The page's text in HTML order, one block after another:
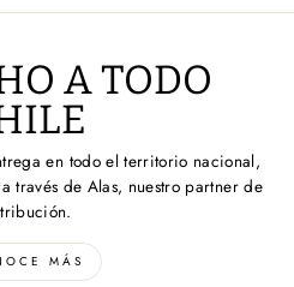
A TODO
en todo el territorio nacional,
través de Alas, nuestro partner de
MÁS